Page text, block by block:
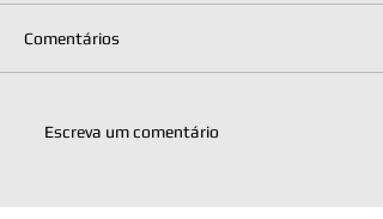
Comentários
Escreva um comentário